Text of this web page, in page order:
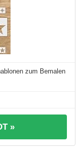
zum Bemalen
»